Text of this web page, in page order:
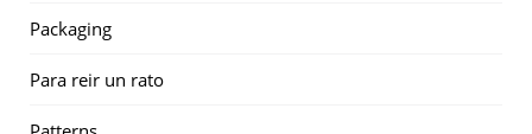
Packaging
Para reir un rato